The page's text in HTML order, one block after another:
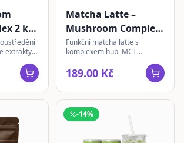
2 ks
extrakty
Matcha Latte –
Mushroom Complex
| instantní 105g
Funkční matcha latte s
komplexem hub, MCT
kolagenem pro harmonický
den.
189.00 Kč
-14%